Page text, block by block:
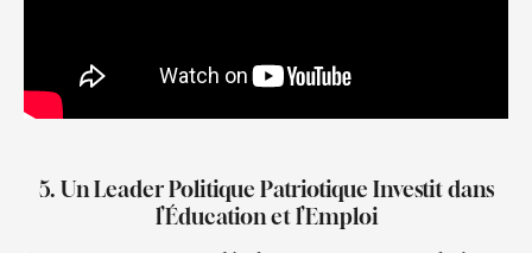
5. Un Leader Politique Patriotique Investit dans
l’Éducation et l’Emploi